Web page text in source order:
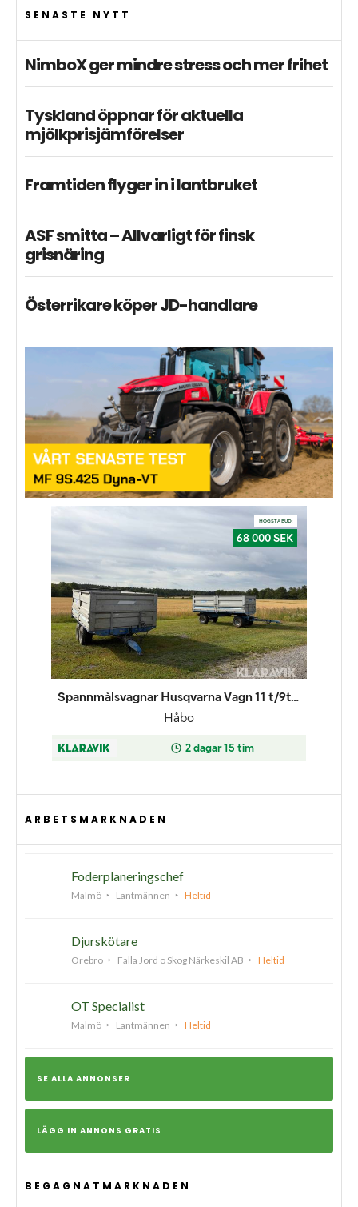
SENASTE NYTT
NimboX ger mindre stress och mer frihet
Tyskland öppnar för aktuella
mjölkprisjämförelser
Framtiden flyger in i lantbruket
ASF smitta – Allvarligt för finsk
grisnäring
Österrikare köper JD-handlare
ARBETSMARKNADEN
Foderplaneringschef
Malmö Lantmännen Heltid
Djurskötare
Örebro Falla Jord o Skog Närkeskil AB Heltid
OT Specialist
Malmö Lantmännen Heltid
SE ALLA ANNONSER
LÄGG IN ANNONS GRATIS
BEGAGNATMARKNADEN